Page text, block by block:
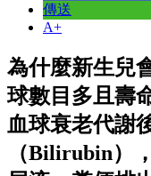
傳送
A+
為什麼新生兒
球數目多且壽
血球衰老代謝
（Bilirubin）